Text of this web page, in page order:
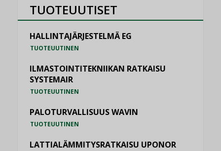
TUOTEUUTISET
HALLINTAJÄRJESTELMÄ EG
TUOTEUUTINEN
ILMASTOINTITEKNIIKAN RATKAISU
SYSTEMAIR
TUOTEUUTINEN
PALOTURVALLISUUS WAVIN
TUOTEUUTINEN
LATTIALÄMMITYSRATKAISU UPONOR